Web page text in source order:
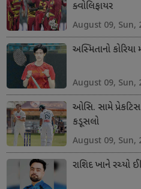
ક્વોલિફાયર
August 09, Sun,
અસ્મિતાનો કોરિયા
August 09, Sun,
ઓસિ. સામે
કડૂસલો
August 09, Sun,
રાશિદ ખાને રચ્યો